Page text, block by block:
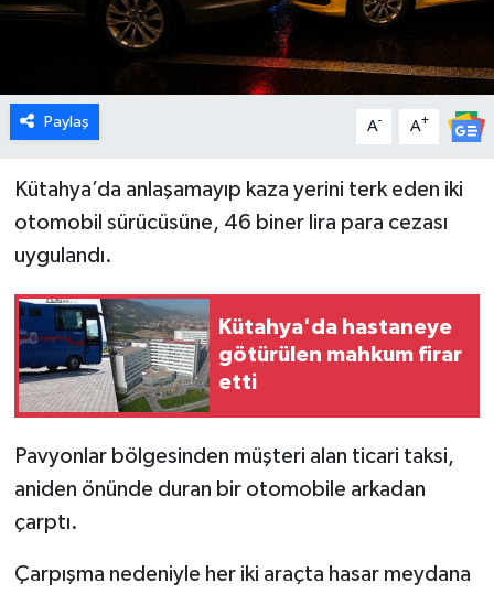
Paylaş A- A+
Kütahya’da anlaşamayıp kaza yerini terk eden iki
otomobil sürücüsüne, 46 biner lira para cezası
uygulandı.
Kütahya'da hastaneye
götürülen mahkum firar
etti
Pavyonlar bölgesinden müşteri alan ticari taksi,
aniden önünde duran bir otomobile arkadan
çarptı.
Çarpışma nedeniyle her iki araçta hasar meydana
Gediz
Genel
Hisarcık
İlçeler
Köşe Yazıları
Kültür Sanat
Magazin